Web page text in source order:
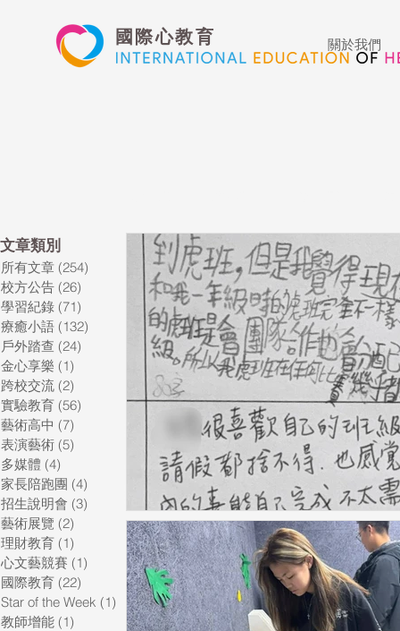
國際心教育 關於我們
​文章類別
所有文章 (254) 254 篇文章
校方公告 (26)
學習紀錄 (71)
療癒小語 (132) 132 篇文章
戶外踏查 (24)
金心享樂 (1)
跨校交流 (2)
實驗教育 (56) 56 篇文章
藝術高中 (7)
表演藝術 (5)
多媒體 (4)
家長陪跑團 (4)
招生說明會 (3)
藝術展覽 (2)
理財教育 (1)
心文藝競賽 (1) 1 篇文章
國際教育 (22) 22 篇文章
Star of the Week (1) 1 篇文章
教師增能 (1)
藝術高中 表演藝術 多媒體
心文藝競賽 國際教育 Star of